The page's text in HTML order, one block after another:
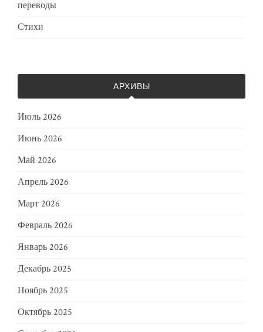
переводы
Стихи
АРХИВЫ
Июль 2026
Июнь 2026
Май 2026
Апрель 2026
Март 2026
Февраль 2026
Январь 2026
Декабрь 2025
Ноябрь 2025
Октябрь 2025